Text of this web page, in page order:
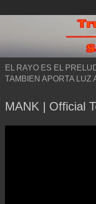
EL RAYO ES EL
TAMBIEN APORTA LUZ
MANK | Official